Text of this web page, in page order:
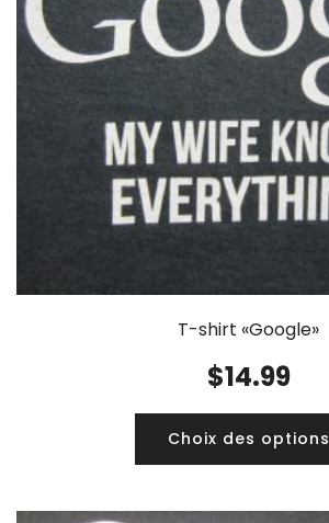
T-shirt «Google»
$14.99
Choix des options